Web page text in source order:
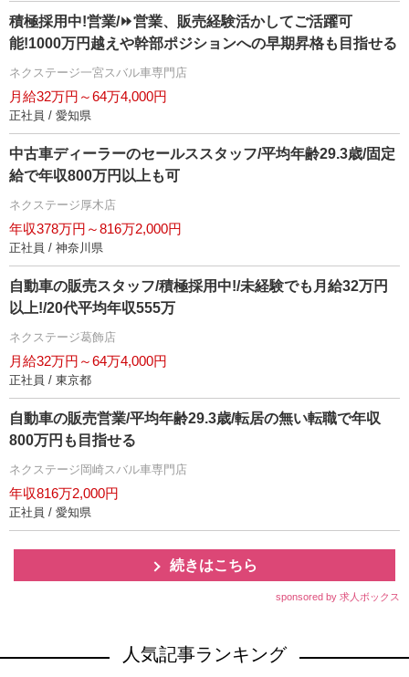
積極採用中!営業/⏩️営業、販売経験活かしてご活躍可
能!1000万円越えや幹部ポジションへの早期昇格も目指せる
ネクステージ一宮スバル車専門店
月給32万円～64万4,000円
正社員 / 愛知県
中古車ディーラーのセールススタッフ/平均年齢29.3歳/固定
給で年収800万円以上も可
ネクステージ厚木店
年収378万円～816万2,000円
正社員 / 神奈川県
自動車の販売スタッフ/積極採用中!/未経験でも月給32万円
以上!/20代平均年収555万
ネクステージ葛飾店
月給32万円～64万4,000円
正社員 / 東京都
自動車の販売営業/平均年齢29.3歳/転居の無い転職で年収
800万円も目指せる
ネクステージ岡崎スバル車専門店
年収816万2,000円
正社員 / 愛知県
続きはこちら
sponsored by 求人ボックス
人気記事ランキング